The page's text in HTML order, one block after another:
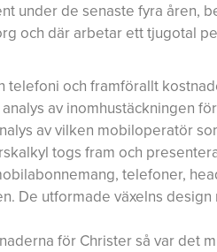
under de senaste fyra åren,
och där arbetar ett tjugotal
telefoni och framförallt
av inomhustäckningen
av vilken mobiloperatör
togs fram och
telefoner,
De utformade växelns
för Christer så var det